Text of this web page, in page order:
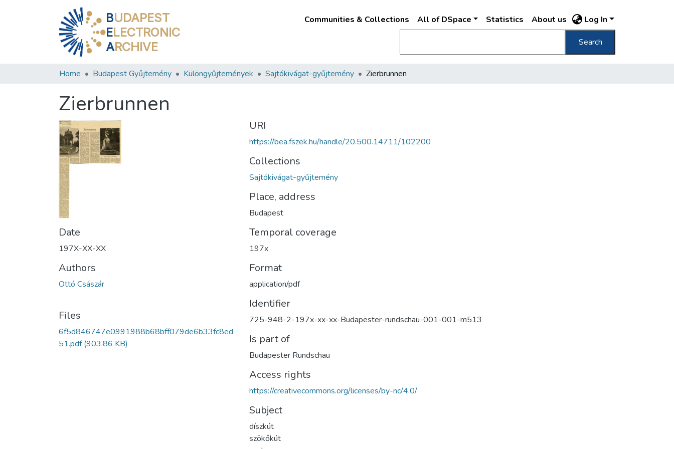
BUDAPEST
ELECTRONIC
ARCHIVE
Communities & Collections All of DSpace Statistics About us Log In
Search
Home Budapest Gyűjtemény Különgyűjtemények Sajtókivágat-gyűjtemény Zierbrunnen
Zierbrunnen
Date
197X-XX-XX
Authors
Ottó Császár
Files
6f5d846747e0991988b68bff079de6b33fc8ed
51.pdf(903.86 KB)
URI
https://bea.fszek.hu/handle/20.500.14711/102200
Collections
Sajtókivágat-gyűjtemény
Place, address
Budapest
Temporal coverage
197x
Format
application/pdf
Identifier
725-948-2-197x-xx-xx-Budapester-rundschau-001-001-m513
Is part of
Budapester Rundschau
Access rights
https://creativecommons.org/licenses/by-nc/4.0/
Subject
díszkút
szökőkút